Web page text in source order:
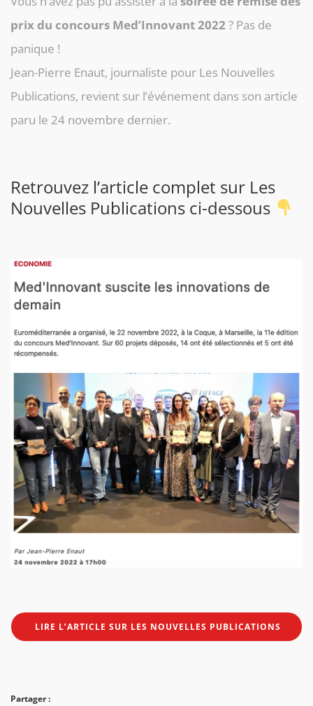
prix du concours Med’Innovant 2022 ? Pas de
panique !
Jean-Pierre Enaut, journaliste pour Les Nouvelles
Publications, revient sur l’événement dans son article
paru le 24 novembre dernier.
Retrouvez l’article complet sur Les
Nouvelles Publications ci-dessous
LIRE L’ARTICLE SUR LES NOUVELLES PUBLICATIONS
Partager :